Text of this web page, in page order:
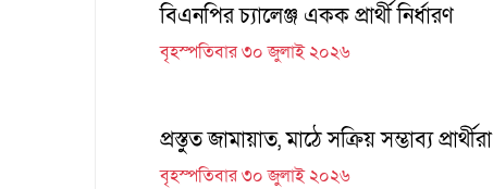
বিএনপির চ্যালেঞ্জ একক প্রার্থী নির্ধারণ
বৃহস্পতিবার ৩০ জুলাই ২০২৬
প্রস্তুত জামায়াত, মাঠে সক্রিয় সম্ভাব্য প্রার্থীরা
বৃহস্পতিবার ৩০ জুলাই ২০২৬